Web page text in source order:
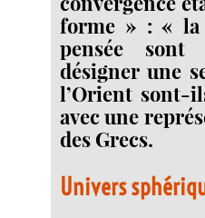
forme » : « la
pensée sont
désigner une
l’Orient sont-
avec une
des Grecs.
Univers